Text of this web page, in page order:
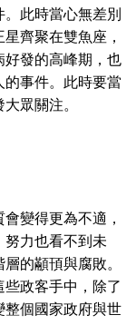
此時當心無差別
齊聚在雙魚座，
好發的高峰期，也
事件。此時要當
眾關注。
變得更為不適，
努力也看不到未
的顢頇與腐敗。
政客手中，除了
整個國家政府與世